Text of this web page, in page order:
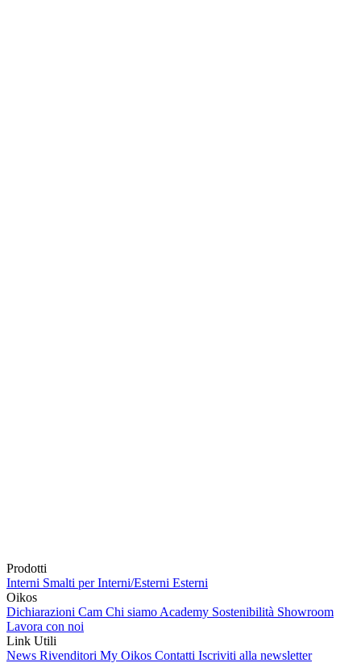
Prodotti
Interni Smalti per Interni/Esterni Esterni
Oikos
Dichiarazioni Cam Chi siamo Academy Sostenibilità Showroom
Lavora con noi
Link Utili
News Rivenditori My Oikos Contatti Iscriviti alla newsletter